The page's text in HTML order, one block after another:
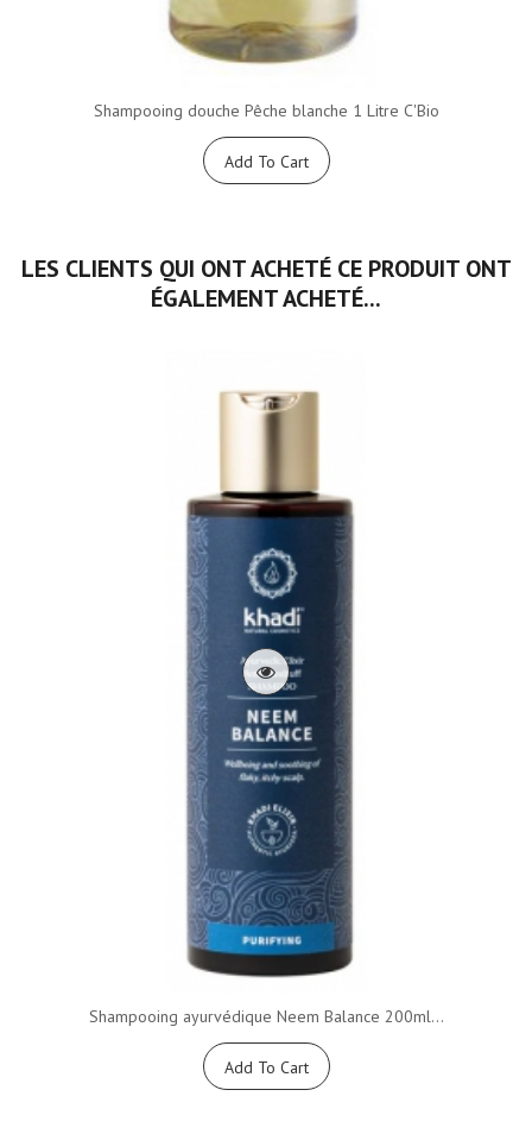
Shampooing douche Pêche blanche 1 Litre C'Bio
Add To Cart
LES CLIENTS QUI ONT ACHETÉ CE PRODUIT ONT
ÉGALEMENT ACHETÉ...
Shampooing ayurvédique Neem Balance 200ml...
Add To Cart